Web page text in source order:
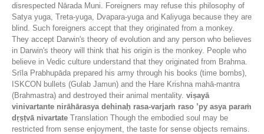
disrespected Nārada Muni. Foreigners may refuse this philosophy of
Satya yuga, Treta-yuga, Dvapara-yuga and Kaliyuga because they are
blind. Such foreigners accept that they originated from a monkey.
They accept Darwin's theory of evolution and any person who believes
in Darwin's theory will think that his origin is the monkey. People who
believe in Vedic culture understand that they originated from Brahma.
Srīla Prabhupāda prepared his army through his books (time bombs),
ISKCON bullets (Gulab Jamun) and the Hare Krishna mahā-mantra
(Brahmastra) and destroyed their animal mentality. viṣayā
vinivartante nirāhārasya dehinaḥ rasa-varjaṁ raso ’py asya paraṁ
dṛṣṭvā nivartate Translation Though the embodied soul may be
restricted from sense enjoyment, the taste for sense objects remains.